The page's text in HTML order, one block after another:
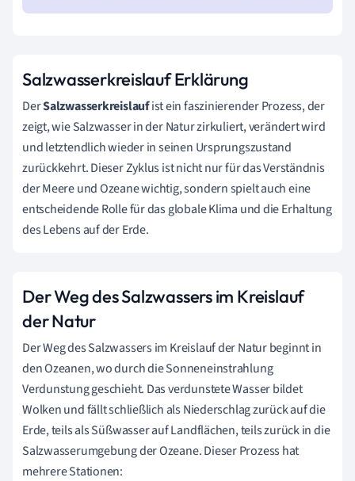
Salzwasserkreislauf Erklärung
DerSalzwasserkreislaufist ein faszinierender Prozess, der
zeigt, wie Salzwasser in der Natur zirkuliert, verändert wird
und letztendlich wieder in seinen Ursprungszustand
zurückkehrt. Dieser Zyklus ist nicht nur für das Verständnis
der Meere und Ozeane wichtig, sondern spielt auch eine
entscheidende Rolle für das globale Klima und die Erhaltung
des Lebens auf der Erde.
Der Weg des Salzwassers im Kreislauf
der Natur
Der Weg des Salzwassers im Kreislauf der Natur beginnt in
den Ozeanen, wo durch die Sonneneinstrahlung
Verdunstung geschieht. Das verdunstete Wasser bildet
Wolken und fällt schließlich als Niederschlag zurück auf die
Erde, teils als Süßwasser auf Landflächen, teils zurück in die
Salzwasserumgebung der Ozeane. Dieser Prozess hat
mehrere Stationen: